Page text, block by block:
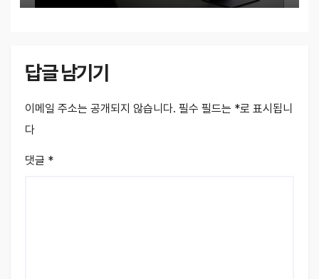
답글 남기기
이메일 주소는 공개되지 않습니다. 필수 필드는 *로 표시됩니
다
댓글 *